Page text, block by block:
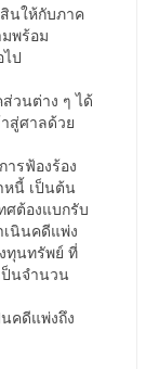
นให้กับภาค
พร้อม
ป
วนต่าง ๆ ได้
สู่ศาลด้วย
รฟ้องร้อง
หนี้ เป็นต้น
ศต้องแบกรับ
นินคดีแพ่ง
ทุนทรัพย์ ที่
นจำนวน
คดีแพ่งถึง